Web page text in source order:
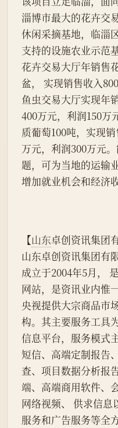
淄博市最大的花卉交
休闲采摘基地，临淄
支持的设施农业示范
花卉交易大厅年销售
盆， 实现销售收入
鱼虫交易大厅实现年
400万元，利润150万
质葡萄100吨，实现
万元，利润300万元
题，可为当地的运输
增加就业机会和经济收
【山东卓创资讯集团
山东卓创资讯集团有
成立于2004年5月，
网站，是资讯业内惟
央视提供大宗商品市
构。其主要服务工具
信息平台，服务模式
短信、高端定制报告
查、项目数据分析报
端、高端商用软件、
网络视频、 供求信息
服务和广告服务等全